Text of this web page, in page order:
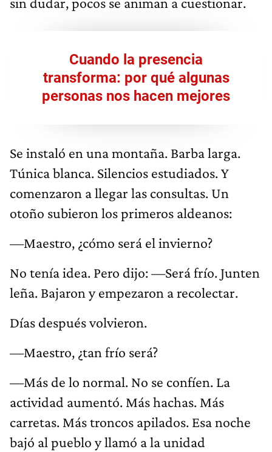
Cuando la presencia
transforma: por qué algunas
personas nos hacen mejores
Se instaló en una montaña. Barba larga.
Túnica blanca. Silencios estudiados. Y
comenzaron a llegar las consultas. Un
otoño subieron los primeros aldeanos:
—Maestro, ¿cómo será el invierno?
No tenía idea. Pero dijo: —Será frío. Junten
leña. Bajaron y empezaron a recolectar.
Días después volvieron.
—Maestro, ¿tan frío será?
—Más de lo normal. No se confíen. La
actividad aumentó. Más hachas. Más
carretas. Más troncos apilados. Esa noche
bajó al pueblo y llamó a la unidad